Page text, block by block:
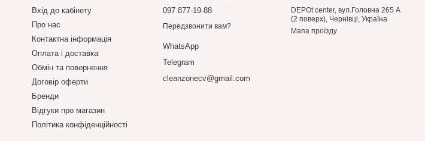
Вхід до кабінету
Про нас
Контактна інформація
Оплата і доставка
Обмін та повернення
Договір оферти
Бренди
Відгуки про магазин
Політика конфіденційності
097 877-19-88
Передзвонити вам?
WhatsApp
Telegram
cleanzonecv@gmail.com
DEPOt center, вул.Головна 265 А
(2 поверх), Чернівці, Україна
Мапа проїзду